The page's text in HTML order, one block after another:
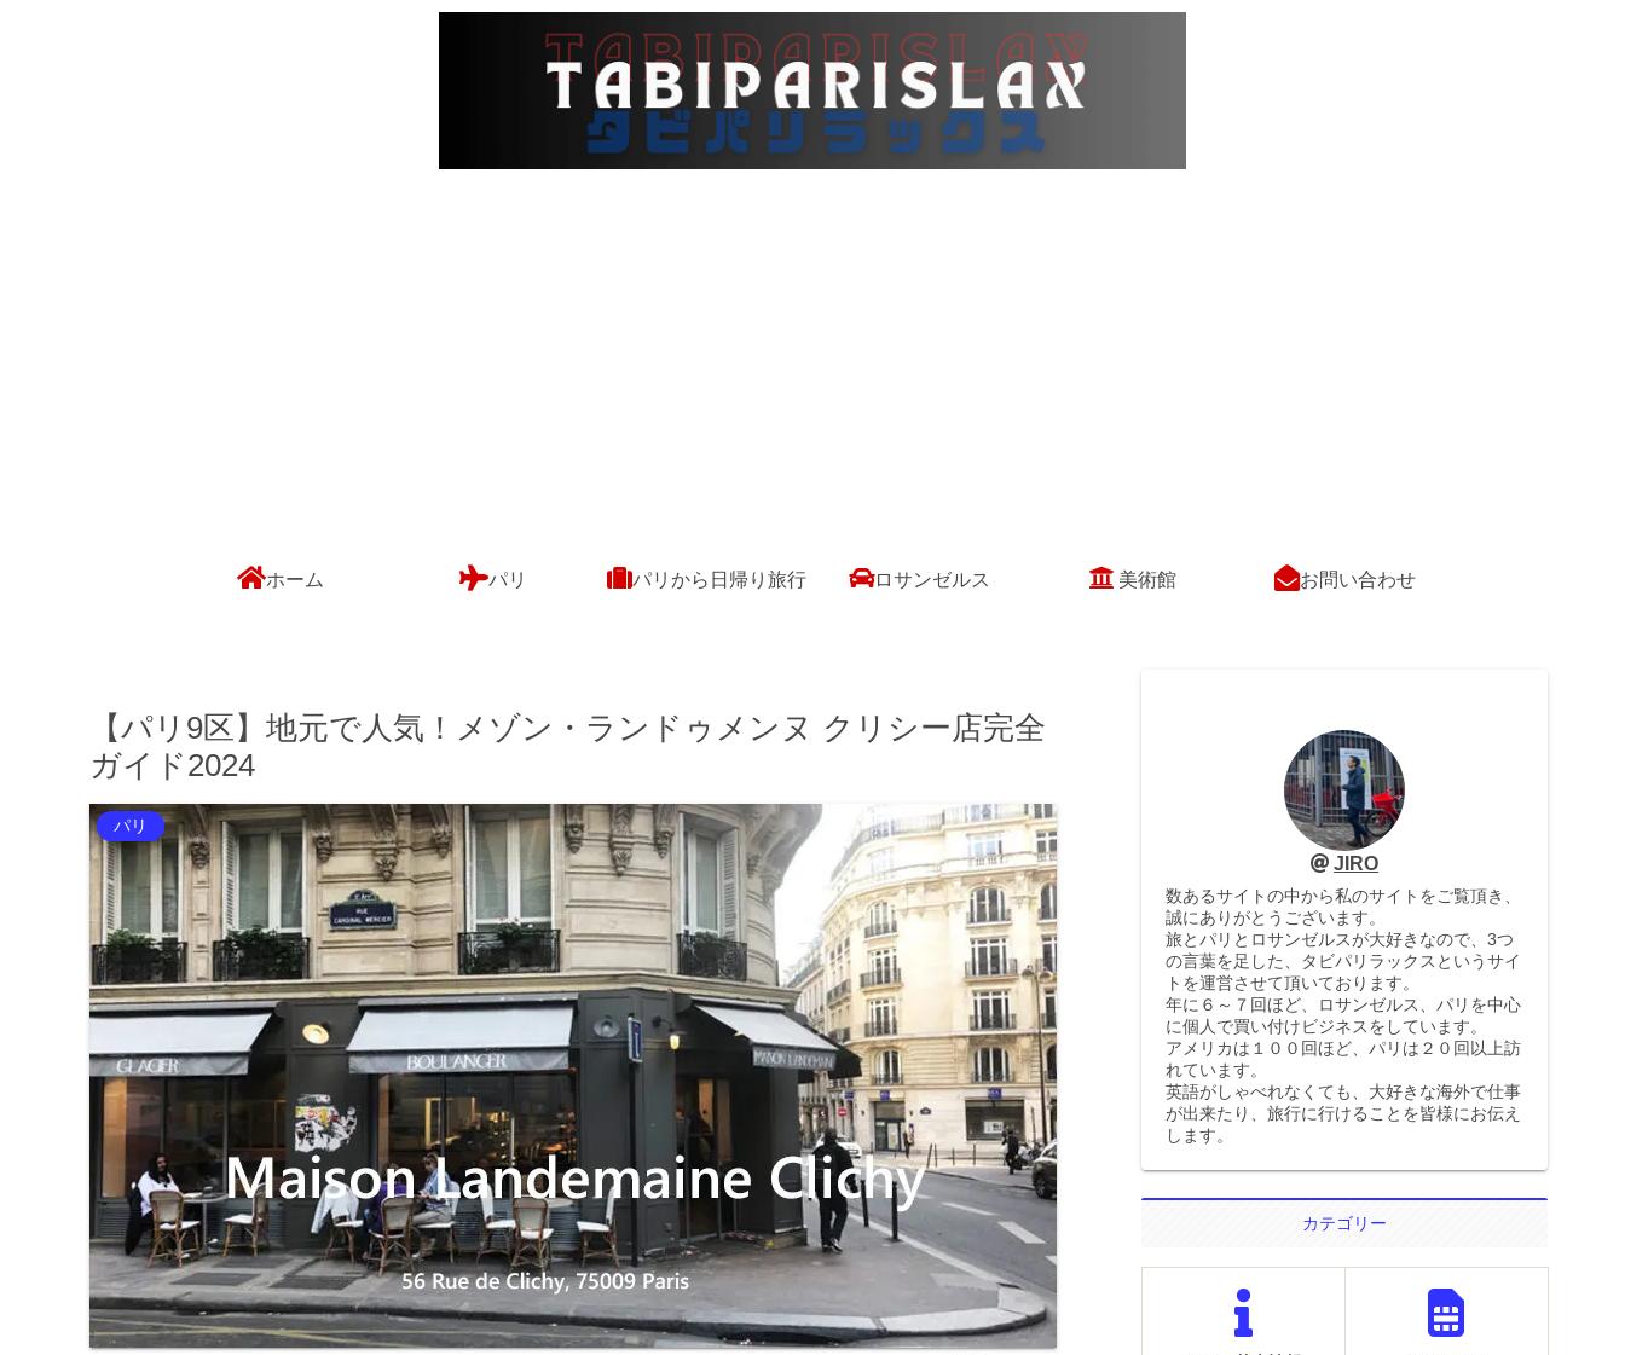
ホーム パリ パリから日帰り旅行 ロサンゼルス 美術館 お問い合わせ
【パリ9区】地元で人気！メゾン・ランドゥメンヌ クリシー店完全
ガイド2024
パリ
JIRO
数あるサイトの中から私のサイトをご覧頂き、
誠にありがとうございます。
旅とパリとロサンゼルスが大好きなので、3つ
の言葉を足した、タビパリラックスというサイ
トを運営させて頂いております。
年に６～７回ほど、ロサンゼルス、パリを中心
に個人で買い付けビジネスをしています。
アメリカは１００回ほど、パリは２０回以上訪
れています。
英語がしゃべれなくても、大好きな海外で仕事
が出来たり、旅行に行けることを皆様にお伝え
します。
カテゴリー